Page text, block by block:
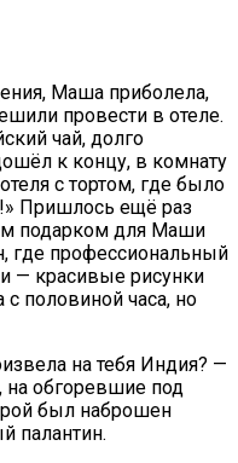
Маша приболела,
провести в отеле.
чай, долго
к концу, в комнату
с тортом, где было
Пришлось ещё раз
подарком для Маши
где профессиональный
— красивые рисунки
с половиной часа, но
на тебя Индия? —
на обгоревшие под
был наброшен
палантин.